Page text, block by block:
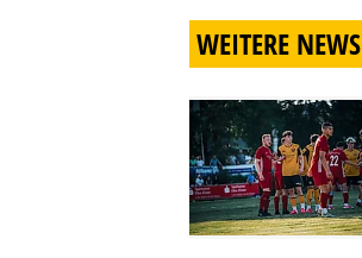
WEITERE NEWS